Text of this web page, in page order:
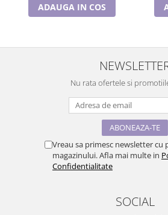
ADAUGA IN COS
Nu rata ofertele si
Vreau sa primesc newsletter cu
magazinului. Afla mai multe in
Confidentialitate
SOCIAL